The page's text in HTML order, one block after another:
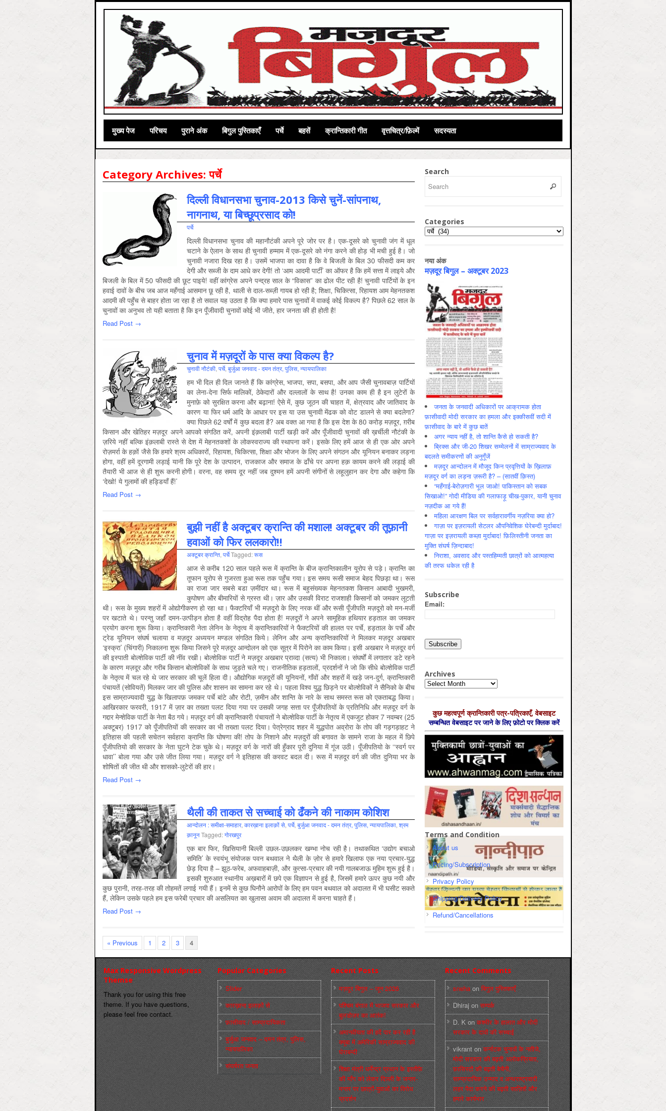
मुख्‍य पेज परिचय पुराने अंक बिगुल पुस्तिकाएँ पर्चे बहसें क्रान्तिकारी गीत वृत्तचित्र/फ़िल्में सदस्यता
Category Archives:पर्चे
दिल्ली विधानसभा चुनाव-2013 किसे चुनें-सांपनाथ,
नागनाथ, या बिच्छूप्रसाद को!
पर्चे
दिल्ली विधानसभा चुनाव की महानौटंकी अपने पूरे जोर पर है। एक-दूसरे को चुनावी जंग में धूल
चटाने के ऐलान के साथ ही चुनावी हम्माम में एक-दूसरे को नंगा करने की होड़ भी मची हुई है। जो
चुनावी नजारा दिख रहा है। उसमें भाजपा का दावा है कि वे बिजली के बिल 30 फीसदी कम कर
देगी और सब्जी के दाम आधे कर देगी! तो ‘आम आदमी पार्टी’ का ऑफर है कि हमें सत्ता में लाइये और
बिजली के बिल में 50 फीसदी की छूट पाइये! वहीं कांग्रेस अपने पन्द्रह साल के “विकास” का ढोल पीट रही है! चुनावी पार्टियों के इन
हवाई दावों के बीच जब आज महँगाई आसमान छू रही है, थाली से दाल-सब्ज़ी गायब हो रही है; शिक्षा, चिकित्सा, रिहायश आम मेहनतकश
आदमी की पहुँच से बाहर होता जा रहा है तो सवाल यह उठता है कि क्या हमारे पास चुनावों में वाकई कोई विकल्प है? पिछले 62 साल के
चुनावों का अनुभव तो यही बताता है कि इन पूँजीवादी चुनावों कोई भी जीते, हार जनता की ही होती है!
Read Post →
चुनाव में मज़दूरों के पास क्या विकल्प है?
चुनावी नौटंकी, पर्चे, बुर्जुआ जनवाद - दमन तंत्र, पुलिस, न्‍यायपालिका
हम भी दिल ही दिल जानते हैं कि कांग्रेस, भाजपा, सपा, बसपा, और आप जैसी चुनावबाज़ पार्टियों
का लेना-देना सिर्फ मालिकों, ठेकेदारों और दल्लालों के साथ है! उनका काम ही है इन लुटेरों के
मुनाफ़े को सुरक्षित करना और बढ़ाना! ऐसे में, कुछ जूठन की चाहत में, क्षेत्रवाद और जातिवाद के
कारण या फिर धर्म आदि के आधार पर इस या उस चुनावी मेंढक को वोट डालने से क्या बदलेगा?
क्या पिछले 62 वर्षों में कुछ बदला है? अब वक्‍त आ गया है कि इस देश के 80 करोड़ मज़दूर, ग़रीब
किसान और खेतिहर मज़दूर अपने आपको संगठित करें, अपनी इंक़लाबी पार्टी खड़ी करें और पूँजीवादी चुनावों की ख़र्चीली नौटंकी के
ज़रिये नहीं बल्कि इंक़लाबी रास्ते से देश में मेहनतकशों के लोकस्वराज्य की स्थापना करें। इसके लिए हमें आज से ही एक ओर अपने
रोज़मर्रा के हक़ों जैसे कि हमारे श्रम अधिकारों, रिहायश, चिकित्सा, शिक्षा और भोजन के लिए अपने संगठन और यूनियन बनाकर लड़ना
होगा, वहीं हमें दूरगामी लड़ाई यानी कि पूरे देश के उत्पादन, राजकाज और समाज के ढाँचे पर अपना हक़ कायम करने की लड़ाई की
तैयारी भी आज से ही शुरू करनी होगी। वरना, वह समय दूर नहीं जब दुश्मन हमें अपनी संगीनों से लहूलुहान कर देगा और कहेगा कि
‘देखो! ये गुलामों की हड्डियाँ हैं!’
Read Post →
बुझी नहीं है अक्टूबर क्रान्ति की मशाल! अक्टूबर की तूफ़ानी
हवाओं को फिर ललकारो!!
अक्‍टूबर क्रान्ति, पर्चेTagged:रूस
आज से करीब 120 साल पहले रूस में क्रान्ति के बीज क्रान्तिकालीन यूरोप से पड़े। क्रान्ति का
तूफान यूरोप से गुजरता हुआ रूस तक पहुँच गया। इस समय रूसी समाज बेहद पिछड़ा था। रूस
का राजा जार सबसे बडा ज़मींदार था। रूस में बहुसंख्यक मेहनतकश किसान आबादी भुखमरी,
कुपोषण और बीमारियों से ग्रस्त थी। ज़ार और उसकी विराट राजशाही किसानों को जमकर लूटती
थी। रूस के मुख्य शहरों में ओद्योगीकरण हो रहा था। फैक्टरियाँ भी मज़दूरो के लिए नरक थीं और रूसी पूँजीपति मज़दूरो को मन-मर्जी
पर खटाते थे। परन्तु जहाँ दमन-उत्पीड़न होता है वहीं विद्रोह पैदा होता है! मज़दूरों ने अपने सामूहिक हथियार हड़ताल का जमकर
प्रयोग करना शुरू किया। क्रान्तिकारी नेता लेनिन के नेतृत्व में क्रान्तिकारियों ने फैक्टरियों की हालत पर पर्चे, हड़ताल के पर्चे और
ट्रेड यूनियन संघर्ष चलाया व मज़दूर अध्ययन मण्डल संगठित किये। लेनिन और अन्य क्रान्तिकारियों ने मिलकर मज़दूर अखबार
‘इस्क्रा’ (चिंगारी) निकालना शुरू किया जिसने पूरे मज़दूर आन्दोलन को एक सूत्र में पिरोने का काम किया। इसी अखबार ने मज़दूर वर्ग
की इस्पाती बोल्शेविक पार्टी की नींव रखी। बोल्शेविक पार्टी ने मज़दूर अखबार प्राव्दा (सत्य) भी निकाला। संघर्षों में लगातार डटे रहने
के कारण मज़दूर और गरीब किसान बोल्शेविकों के साथ जुड़ते चले गए। राजनीतिक हड़तालों, प्रदर्शनों ने जो कि सीधे बोल्शेविक पार्टी
के नेतृत्व में चल रहे थे जार सरकार की चूलें हिला दी। औद्योगिक मज़दूरों की यूनियनों, गाँवों और शहरों में खड़े जन-दुर्ग, क्रान्तिकारी
पंचायतें (सोवियतें) मिलकर जार की पुलिस और शासन का सामना कर रहे थे। पहला विश्व युद्ध छिड़ने पर बोल्शेविकों ने सैनिको के बीच
इस साम्राज्यवादी युद्ध के खिलापफ़ जमकर पर्चे बांटे और रोटी, ज़मीन और शान्ति के नारे के साथ समस्त रूस को एकताबद्ध किया।
आखिरकार फरवरी, 1917 में ज़ार का तख्ता पलट दिया गया पर उसकी जगह सत्ता पर पूँजीपतियों के प्रतिनिधि और मज़दूर वर्ग के
गद्दार मेन्शेविक पार्टी के नेता बैठ गये। मज़दूर वर्ग की क्रान्तिकारी पंचायतों ने बोल्शेविक पार्टी के नेतृत्व में एकजुट होकर 7 नवम्बर (25
अक्टूबर) 1917 को पूँजीपतियों की सरकार का भी तख्ता पलट दिया। पेत्रेग्राद शहर में युद्धपोत अव्रोरा के तोप की गड़गड़ाहट ने
इतिहास की पहली सचेतन सर्वहारा क्रान्ति कि घोषणा की! तोप के निशाने और मज़दुरों की बगावत के सामने राजा के महल में छिपे
पूँजीपतियो की सरकार के नेता घुटने टेक चुके थे। मज़दूर वर्ग के नारों की हुँकार पूरी दुनिया में गूंज उठी। पूँजीपतियो के ‘‘स्वर्ग पर
धावा’’ बोला गया और उसे जीत लिया गया। मज़दूर वर्ग ने इतिहास की करवट बदल दी। रूस में मज़दूर वर्ग की जीत दुनिया भर के
शोषितों की जीत थी और शासको-लुटेरों की हार।
Read Post →
थैली की ताकत से सच्चाई को ढँकने की नाकाम कोशिश
आन्‍दोलन : समीक्षा-समाहार, कारख़ाना इलाक़ों से, पर्चे, बुर्जुआ जनवाद - दमन तंत्र, पुलिस, न्‍यायपालिका, श्रम
क़ानूनTagged:गोरखपुर
एक बार फिर, खिसियानी बिल्ली उछल-उछलकर खम्भा नोच रही है। तथाकथित ‘उद्योग बचाओ
समिति’ के स्वयंभू संयोजक पवन बथवाल ने थैली के ज़ोर से हमारे खिलाफ एक नया प्रचार-युद्ध
छेड़ दिया है – झूठ-फरेब, अफवाहबाज़ी, और कुत्सा-प्रचार की नयी गालबजाऊ मुहिम शुरू हुई है।
इसकी शुरुआत स्थानीय अख़बारों में छपे एक विज्ञापन से हुई है, जिसमें हमारे ऊपर कुछ नयी और
कुछ पुरानी, तरह-तरह की तोहमतें लगाई गयी हैं। इनमें से कुछ घिनौने आरोपों के लिए हम पवन बथवाल को अदालत में भी घसीट सकते
हैं, लेकिन उसके पहले हम इस फरेबी प्रचार की असलियत का खुलासा अवाम की अदालत में करना चाहते हैं।
Read Post →
« Previous 1 2 3 4
Search
Categories
Categories
नया अंक
मज़दूर बिगुल – अक्टूबर 2023
जनता के जनवादी अधिकारों पर आक्रामक होता
फ़ासीवादी मोदी सरकार का हमला और इक्कीसवीं सदी में
फ़ासीवाद के बारे में कुछ बातें
अगर न्याय नहीं है, तो शान्ति कैसे हो सकती है?
ब्रिक्स और जी-20 शिखर सम्मेलनों में साम्राज्यवाद के
बदलते समीकरणों की अनुगूँजें
मज़दूर आन्दोलन में मौजूद किन प्रवृत्तियों के ख़िलाफ़
मज़दूर वर्ग का लड़ना ज़रूरी है? – (सातवीं क़िस्त)
“महँगाई-बेरोज़गारी भूल जाओ! पाकिस्तान को सबक
सिखाओ!” गोदी मीडिया की गलाफाड़ू चीख-पुकार, यानी चुनाव
नज़दीक आ गये हैं!
महिला आरक्षण बिल पर सर्वहारावर्गीय नज़रिया क्या हो?
गाज़ा पर इज़रायली सेटलर औपनिवेशिक घेरेबन्दी मुर्दाबाद!
गाज़ा पर इज़रायली कब्ज़ा मुर्दाबाद! फ़िलिस्तीनी जनता का
मुक्ति संघर्ष ज़िन्दाबाद!
निराशा, अवसाद और पस्तहिम्मती छात्रों को आत्महत्या
की तरफ धकेल रही है
Subscribe
Email:
Archives
Archives
कुछ महत्‍वपूर्ण क्रान्तिकारी पत्र-पत्रिकाएँ, वेबसाइट
सम्‍बन्धित वेबसाइट पर जाने के लिए फ़ोटो पर क्लिक करें
Terms and Condition
About us
Pricing/Subscription
Privacy Policy
Shipping/Delivery Policy
Refund/Cancellations
Max Responsive Wordpress
Themse
Thank you for using this free
theme. If you have questions,
please feel free contact.
Popular Categories
Slider
कारख़ाना इलाक़ों से
फ़ासीवाद / साम्‍प्रदायिकता
बुर्जुआ जनवाद – दमन तंत्र, पुलिस,
न्‍यायपालिका
संघर्षरत जनता
Recent Posts
मज़दूर बिगुल – जून 2026
पश्चिम बंगाल में भाजपा सरकार और
बुलडोज़र का आतंक!
अमानवीयता की हदें पार कर रही है
क्यूबा में अमेरिकी साम्राज्यवाद की
घेराबन्दी
शिक्षा मंत्री धर्मेन्द्र प्रधान के इस्तीफ़े
की माँग को लेकर दिल्ली के जन्तर-
मन्तर पर छात्रों-युवाओं का विरोध
प्रदर्शन
Recent Comments
snehaonबिगुल पुस्तिकाएँ
Dhirajon सम्पर्क
D. Konकश्मीर के हालात और मोदी
सरकार के दावों की सच्चाई
vikrantonकर्नाटक चुनावों के नतीजे,
मोदी सरकार की बढ़ती अलोकप्रियता,
फ़ासिस्टों की बढ़ती बेचैनी,
साम्प्रदायिक उन्माद व अन्धराष्ट्रवादी
लहर पैदा करने की बढ़ती साज़िशें और
हमारे कार्यभार